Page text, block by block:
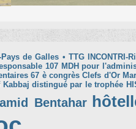
Pays de Galles • TTG INCONTRI-
107 MDH pour
67 è congrès Clefs d'Or
distingué par le trophée
Bentahar